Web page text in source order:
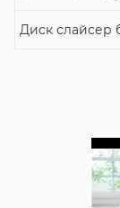
Диск слайсер